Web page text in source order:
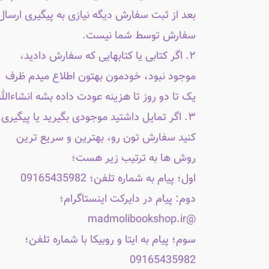
بعد از ثبت سفارش دیگه نیازی به پیگیری
سفارش توسط شما نیست.
۲. اگر کتابی یا کتابهایی که سفارش دادید،
موجود نبود، خودمون بهتون اطلاع میدم ظرف
یک تا دو روز تا هزینه عودت داده بشه
۳. اگر تمایل داشتید موجودی بگیرید یا پیگیری
کنید سفارش تون رو، بهترین و سریع ترین
روش ها به ترتیب زیر هست؛
اول؛ پیام به شماره تلفن؛ 09165435982
دوم: پیام در دایرکت اینستاگرام؛
@madmolibookshop.ir
سوم؛ پیام به ایتا و روبیکا با شماره تلفن؛
09165435982